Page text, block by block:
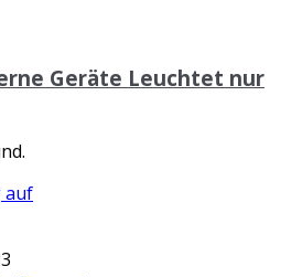
Geräte Leuchtet nur
auf